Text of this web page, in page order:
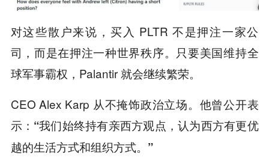
对这些散户来说，买入 PLTR 不是押注一家公
司，而是在押注一种世界秩序。只要美国维持全
球军事霸权，Palantir 就会继续繁荣。
CEO Alex Karp 从不掩饰政治立场。他曾公开表
示： “我们始终持有亲西方观点，认为西方有更优
越的生活方式和组织方式。”